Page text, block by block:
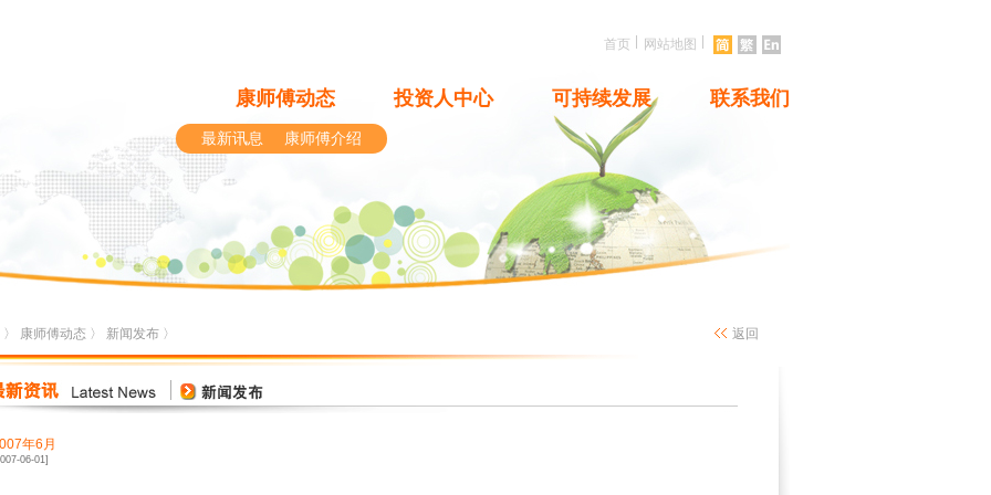
首页 网站地图
康师傅动态 投资人中心 可持续发展 联系我们
最新讯息 康师傅介绍
〉 康师傅动态 〉 新闻发布 〉 返回
年6月
06-01]